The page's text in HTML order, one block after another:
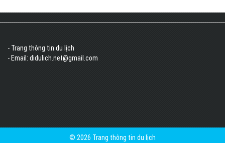
- Trang thông tin du lịch
- Email: didulich.net@gmail.com
© 2026 Trang thông tin du lịch